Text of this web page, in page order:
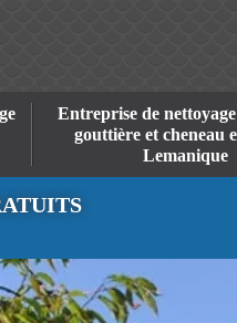
Entreprise de nettoyage
gouttière et cheneau
Lemanique